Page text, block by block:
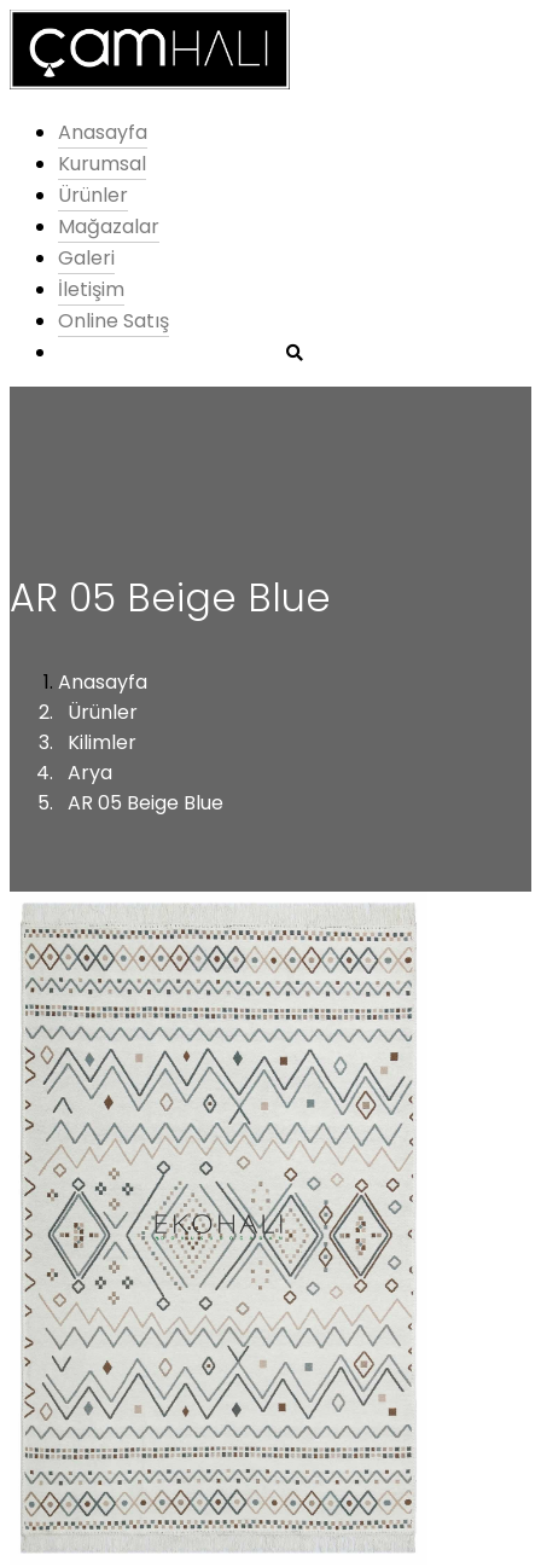
Anasayfa
Kurumsal
Ürünler
Mağazalar
Galeri
İletişim
Online Satış
AR 05 Beige Blue
Anasayfa
Ürünler
Kilimler
Arya
AR 05 Beige Blue